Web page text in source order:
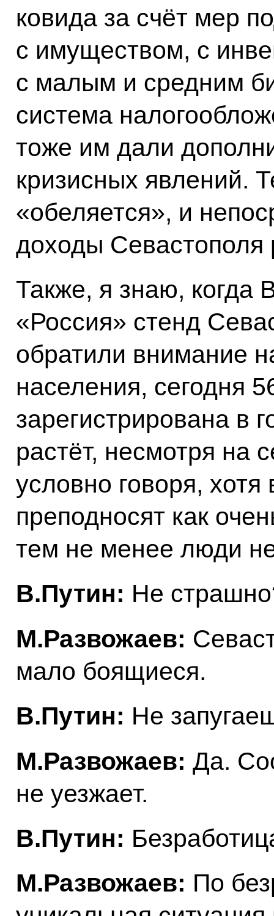
ковида за счёт мер
с имуществом, с
с малым и средним
система
тоже им дали
кризисных явлений.
«обеляется», и
доходы Севастополя
Также, я знаю, когда
«Россия» стенд
обратили внимание
населения, сегодня
зарегистрирована в
растёт, несмотря на
условно говоря, хотя
преподносят как
тем не менее люди
В.Путин: Не
М.Развожаев:
мало боящиеся.
В.Путин: Не
М.Развожаев: Да.
не уезжает.
В.Путин:
М.Развожаев: По